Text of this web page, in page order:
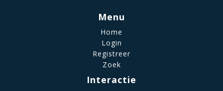
Menu
Home
Login
Registreer
Zoek
Interactie